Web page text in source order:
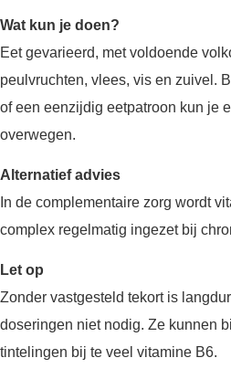
Wat kun je doen?
Eet gevarieerd, met voldoende
peulvruchten, vlees, vis en zuivel.
of een eenzijdig eetpatroon kun je
overwegen.
Alternatief advies
In de complementaire zorg wordt
complex regelmatig ingezet bij
Let op
Zonder vastgesteld tekort is
doseringen niet nodig. Ze kunnen
tintelingen bij te veel vitamine B6.